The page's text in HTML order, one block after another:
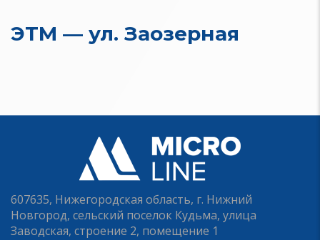
ЭТМ — ул. Заозерная
607635, Нижегородская область, г. Нижний
Новгород, сельский поселок Кудьма, улица
Заводская, строение 2, помещение 1